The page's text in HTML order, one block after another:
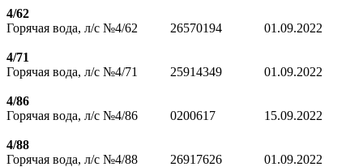
4/62
Горячая вода, л/с №4/62
26570194 01.09.2022
4/71
Горячая вода, л/с №4/71
25914349 01.09.2022
4/86
Горячая вода, л/с №4/86
0200617 15.09.2022
4/88
Горячая вода, л/с №4/88
26917626 01.09.2022